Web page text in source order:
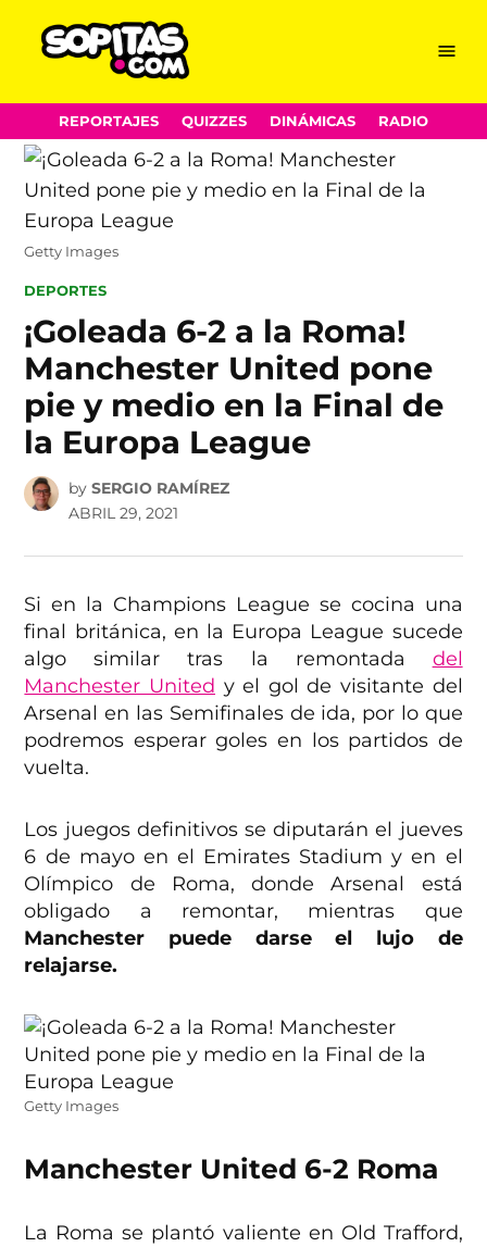
Skip
to
content
Menu
REPORTAJES QUIZZES DINÁMICAS RADIO
Getty Images
POSTED
DEPORTES
¡Goleada 6-2 a la Roma!
Manchester United pone
pie y medio en la Final de
la Europa League
by SERGIO RAMÍREZ
ABRIL 29, 2021
Si en la Champions League se cocina una
final británica, en la Europa League sucede
algo similar tras la remontada del
Manchester United y el gol de visitante del
Arsenal en las Semifinales de ida, por lo que
podremos esperar goles en los partidos de
vuelta.
Los juegos definitivos se diputarán el jueves
6 de mayo en el Emirates Stadium y en el
Olímpico de Roma, donde Arsenal está
obligado a remontar, mientras que
Manchester puede darse el lujo de
relajarse.
Getty Images
Manchester United 6-2 Roma
La Roma se plantó valiente en Old Trafford,